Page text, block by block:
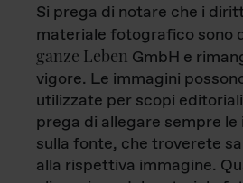
Si prega di notare che i
materiale fotografico sono
ganze Leben GmbH e
vigore. Le immagini
utilizzate per scopi
prega di allegare sempre
sulla fonte, che troverete
alla rispettiva immagine.